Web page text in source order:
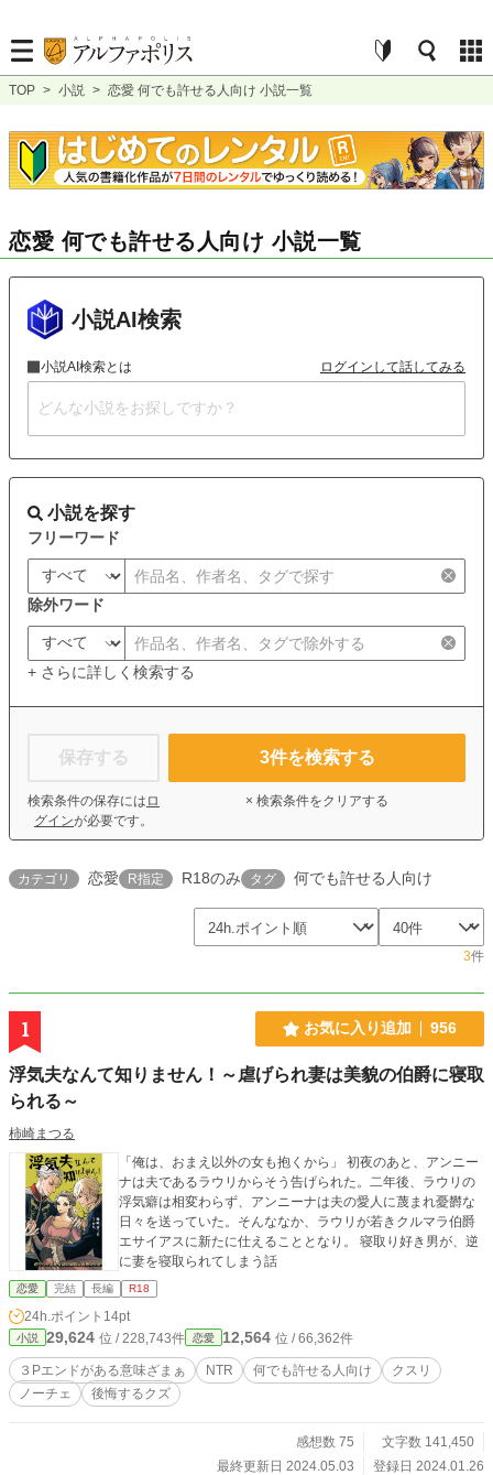
TOP > 小説 > 恋愛 何でも許せる人向け 小説一覧
恋愛 何でも許せる人向け 小説一覧
小説AI検索
小説AI検索とは ログインして話してみる
小説を探す
フリーワード
除外ワード
+ さらに詳しく検索する
保存する
検索条件の保存には ロ
グインが必要です。
3件を検索する
× 検索条件をクリアする
カテゴリ 恋愛 R指定 R18のみ タグ 何でも許せる人向け
3件
1 お気に入り追加 956
浮気夫なんて知りません！～虐げられ妻は美貌の伯爵に寝取
られる～
柿崎まつる
「俺は、おまえ以外の女も抱くから」 初夜のあと、アンニー
ナは夫であるラウリからそう告げられた。二年後、ラウリの
浮気癖は相変わらず、アンニーナは夫の愛人に蔑まれ憂欝な
日々を送っていた。そんななか、ラウリが若きクルマラ伯爵
エサイアスに新たに仕えることとなり。 寝取り好き男が、逆
に妻を寝取られてしまう話
恋愛 完結 長編 R18
24h.ポイント 14pt
小説 29,624 位 / 228,743件 恋愛 12,564 位 / 66,362件
３Pエンドがある意味ざまぁ NTR 何でも許せる人向け
クスリ
ノーチェ
後悔するクズ
感想数 75
文字数 141,450
最終更新日 2024.05.03
登録日 2024.01.26